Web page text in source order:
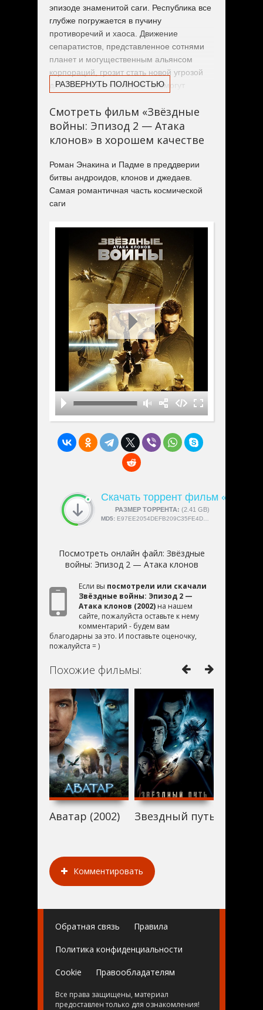
эпизоде знаменитой саги. Республика все
глубже погружается в пучину
противоречий и хаоса. Движение
сепаратистов, представленное сотнями
планет и могущественным альянсом
корпораций, грозит стать новой угрозой
для Галактики, с которой не смогут
Назревающий конфликт, заранее
спланированный могущественными, но
ведет к началу Клонических войн и к
закату республики. Чтобы противостоять
угрозе вселенских масштабов, Верховный
канцлер Палпатин добивается
своих руках и отдает приказ о создании
республиканской армии для поддержки
малочисленной группы джедаев в их
борьбе с превосходящим противником.
РАЗВЕРНУТЬ ПОЛНОСТЬЮ
Смотреть фильм «Звёздные
войны: Эпизод 2 — Атака
клонов» в хорошем качестве
Роман Энакина и Падме в преддверии
битвы андроидов, клонов и джедаев.
Самая романтичная часть космической
саги
Скачать торрент фильм
РАЗМЕР ТОРРЕНТА: (2.41 GB)
СКАЧАЛИ:4189
MD5: E97EE2054DEFB209C35FE4DC94599061
Посмотреть онлайн файл: Звёздные
войны: Эпизод 2 — Атака клонов
Если вы посмотрели или скачали
Звёздные войны: Эпизод 2 —
Атака клонов (2002) на нашем
сайте, пожалуйста оставьте к нему
комментарий - будем вам
благодарны за это. И поставьте оценочку,
пожалуйста = )
Похожие фильмы:
Аватар (2002) Звездный путь (2002)
Комментировать
Обратная связь Правила
Политика конфиденциальности
Cookie Правообладателям
Все права защищены, материал
предоставлен только для ознакомления!